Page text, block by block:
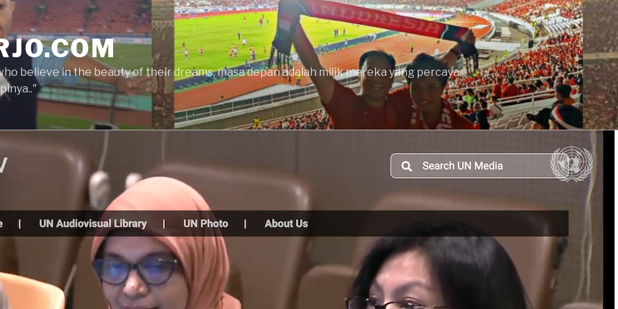
believe in the beauty of their dreams, masa depan adalah milik mereka yang percaya